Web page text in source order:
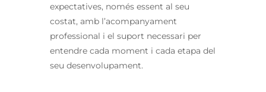
expectatives, només essent al seu
costat, amb l’acompanyament
professional i el suport necessari per
entendre cada moment i cada etapa del
seu desenvolupament.